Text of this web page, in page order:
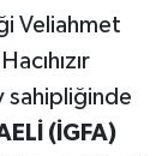
Veliahmet
sahipliğinde
(İGFA)